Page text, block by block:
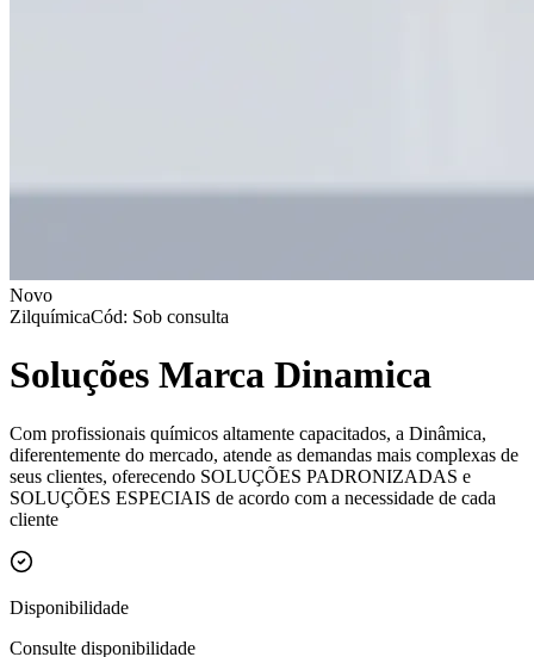
Novo
ZilquímicaCód: Sob consulta
Soluções Marca Dinamica
Com profissionais químicos altamente capacitados, a Dinâmica,
diferentemente do mercado, atende as demandas mais complexas de
seus clientes, oferecendo SOLUÇÕES PADRONIZADAS e
SOLUÇÕES ESPECIAIS de acordo com a necessidade de cada
cliente
Disponibilidade
Consulte disponibilidade